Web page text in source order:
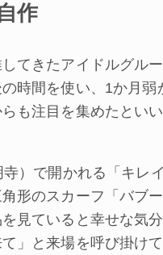
作
てきたアイドルグル
時間を使い、1か月
も注目を集めたとい
）で開かれる「キレ
形のスカーフ「バブ
見ていると幸せな気
」と来場を呼び掛けて